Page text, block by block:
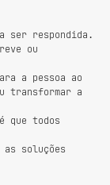
ser respondida.
ou
a pessoa ao
transformar a
que todos
soluções